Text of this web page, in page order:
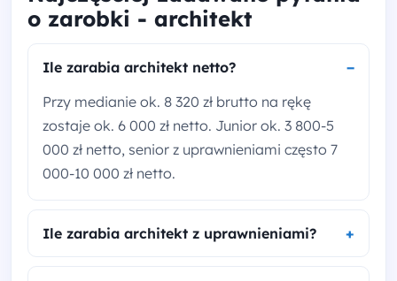
o zarobki - architekt
Ile zarabia architekt netto?
Przy medianie ok. 8 320 zł brutto na rękę
zostaje ok. 6 000 zł netto. Junior ok. 3 800-5
000 zł netto, senior z uprawnieniami często 7
000-10 000 zł netto.
Ile zarabia architekt z uprawnieniami?